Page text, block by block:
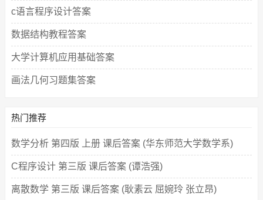
c语言程序设计答案
数据结构教程答案
大学计算机应用基础答案
画法几何习题集答案
热门推荐
数学分析 第四版 上册 课后答案 (华东师范大学数学系)
C程序设计 第三版 课后答案 (谭浩强)
离散数学 第三版 课后答案 (耿素云 屈婉玲 张立昂)